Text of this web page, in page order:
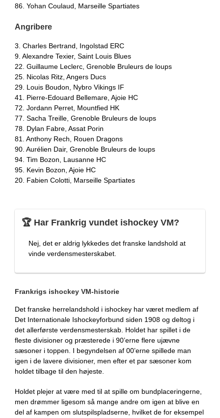
86. Yohan Coulaud, Marseille Spartiates
Angribere
3. Charles Bertrand, Ingolstad ERC
9. Alexandre Texier, Saint Louis Blues
22. Guillaume Leclerc, Grenoble Bruleurs de loups
25. Nicolas Ritz, Angers Ducs
29. Louis Boudon, Nybro Vikings IF
41. Pierre-Edouard Bellemare, Ajoie HC
72. Jordann Perret, Mountfied HK
77. Sacha Treille, Grenoble Bruleurs de loups
78. Dylan Fabre, Assat Porin
81. Anthony Rech, Rouen Dragons
90. Aurélien Dair, Grenoble Bruleurs de loups
94. Tim Bozon, Lausanne HC
95. Kevin Bozon, Ajoie HC
20. Fabien Colotti, Marseille Spartiates
🏆 Har Frankrig vundet ishockey VM?
Nej, det er aldrig lykkedes det franske landshold at
vinde verdensmesterskabet.
Frankrigs ishockey VM-historie
Det franske herrelandshold i ishockey har været medlem af
Det Internationale Ishockeyforbund siden 1908 og deltog i
det allerførste verdensmesterskab. Holdet har spillet i de
fleste divisioner og præsterede i 90’erne flere ujævne
sæsoner i toppen. I begyndelsen af 00’erne spillede man
igen i de lavere divisioner, men efter et par sæsoner kom
holdet tilbage til den højeste.
Holdet plejer at være med til at spille om bundplaceringerne,
men drømmer ligesom så mange andre om igen at blive en
del af kampen om slutspilspladserne, hvilket de for eksempel